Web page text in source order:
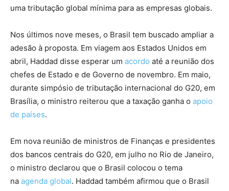
uma tributação global mínima para as empresas globais.
Nos últimos nove meses, o Brasil tem buscado ampliar a
adesão à proposta. Em viagem aos Estados Unidos em
abril, Haddad disse esperar um acordo até a reunião dos
chefes de Estado e de Governo de novembro. Em maio,
durante simpósio de tributação internacional do G20, em
Brasília, o ministro reiterou que a taxação ganha o apoio
de países.
Em nova reunião de ministros de Finanças e presidentes
dos bancos centrais do G20, em julho no Rio de Janeiro,
o ministro declarou que o Brasil colocou o tema
na agenda global. Haddad também afirmou que o Brasil